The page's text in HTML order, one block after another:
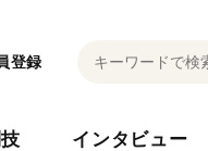
登録
インタビュー